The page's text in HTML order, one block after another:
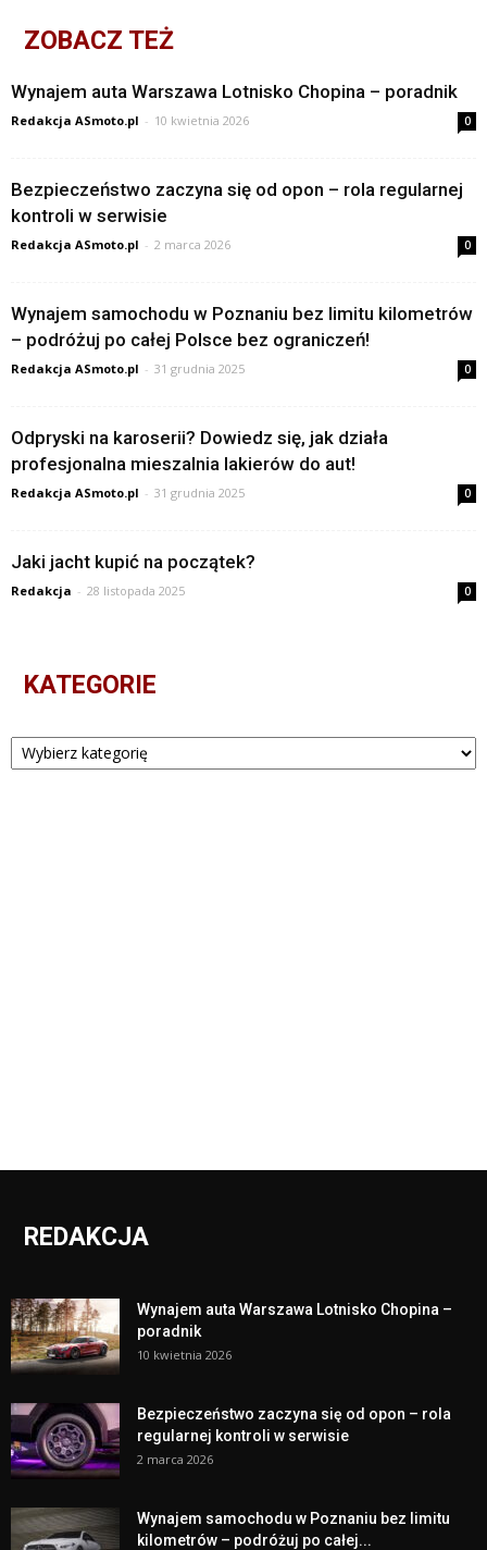
ZOBACZ TEŻ
Wynajem auta Warszawa Lotnisko Chopina – poradnik
Redakcja ASmoto.pl - 10 kwietnia 2026 0
Bezpieczeństwo zaczyna się od opon – rola regularnej
kontroli w serwisie
Redakcja ASmoto.pl - 2 marca 2026 0
Wynajem samochodu w Poznaniu bez limitu kilometrów
– podróżuj po całej Polsce bez ograniczeń!
Redakcja ASmoto.pl - 31 grudnia 2025 0
Odpryski na karoserii? Dowiedz się, jak działa
profesjonalna mieszalnia lakierów do aut!
Redakcja ASmoto.pl - 31 grudnia 2025 0
Jaki jacht kupić na początek?
Redakcja - 28 listopada 2025 0
KATEGORIE
Kategorie
REDAKCJA
Wynajem auta Warszawa Lotnisko Chopina –
poradnik
10 kwietnia 2026
Bezpieczeństwo zaczyna się od opon – rola
regularnej kontroli w serwisie
2 marca 2026
Wynajem samochodu w Poznaniu bez limitu
kilometrów – podróżuj po całej...